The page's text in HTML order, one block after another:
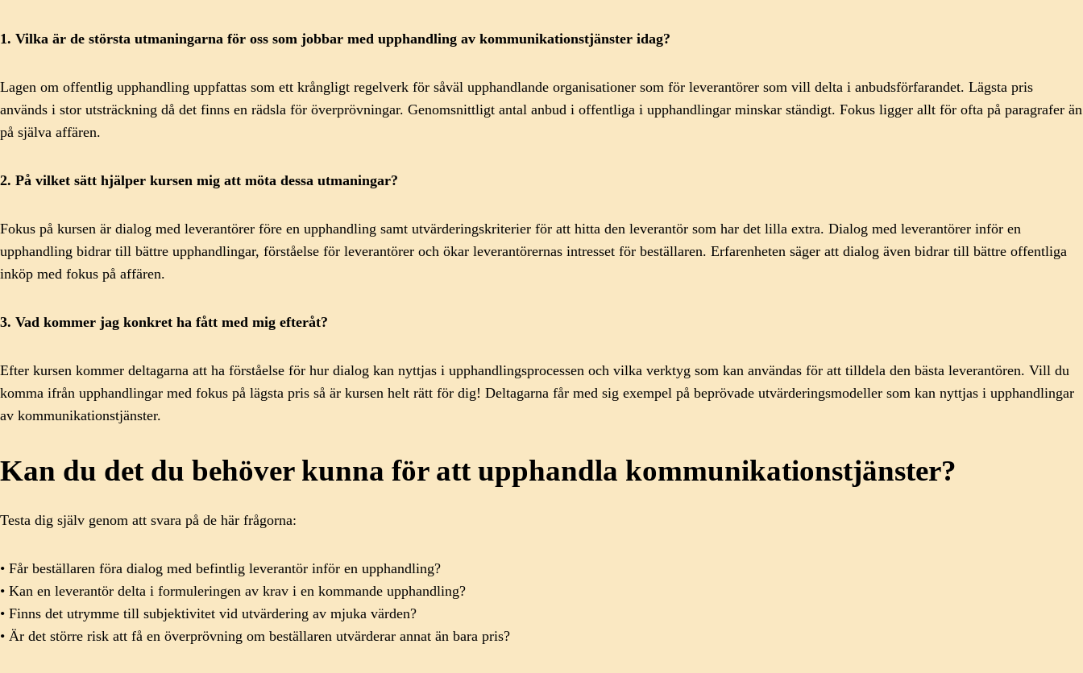
1. Vilka är de största utmaningarna för oss som jobbar med upphandling av kommunikationstjänster idag?
Lagen om offentlig upphandling uppfattas som ett krångligt regelverk för såväl upphandlande organisationer som för leverantörer som vill delta i anbudsförfarandet. Lägsta pris
används i stor utsträckning då det finns en rädsla för överprövningar. Genomsnittligt antal anbud i offentliga i upphandlingar minskar ständigt. Fokus ligger allt för ofta på paragrafer än
på själva affären.
2. På vilket sätt hjälper kursen mig att möta dessa utmaningar?
Fokus på kursen är dialog med leverantörer före en upphandling samt utvärderingskriterier för att hitta den leverantör som har det lilla extra. Dialog med leverantörer inför en
upphandling bidrar till bättre upphandlingar, förståelse för leverantörer och ökar leverantörernas intresset för beställaren. Erfarenheten säger att dialog även bidrar till bättre offentliga
inköp med fokus på affären.
3. Vad kommer jag konkret ha fått med mig efteråt?
Efter kursen kommer deltagarna att ha förståelse för hur dialog kan nyttjas i upphandlingsprocessen och vilka verktyg som kan användas för att tilldela den bästa leverantören. Vill du
komma ifrån upphandlingar med fokus på lägsta pris så är kursen helt rätt för dig! Deltagarna får med sig exempel på beprövade utvärderingsmodeller som kan nyttjas i upphandlingar
av kommunikationstjänster.
Kan du det du behöver kunna för att upphandla kommunikationstjänster?
Testa dig själv genom att svara på de här frågorna:
• Får beställaren föra dialog med befintlig leverantör inför en upphandling?
• Kan en leverantör delta i formuleringen av krav i en kommande upphandling?
• Finns det utrymme till subjektivitet vid utvärdering av mjuka värden?
• Är det större risk att få en överprövning om beställaren utvärderar annat än bara pris?